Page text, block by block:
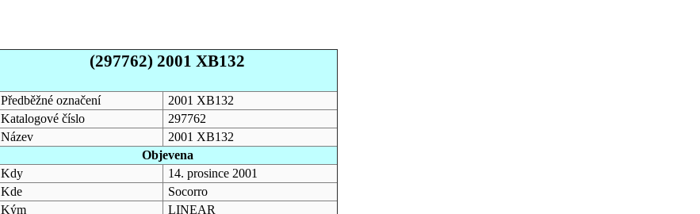
(297762) 2001 XB132
Předběžné označení
2001 XB132
Katalogové číslo
297762
Název
2001 XB132
Objevena
Kdy
14. prosince 2001
Kde
Socorro
Kým
LINEAR